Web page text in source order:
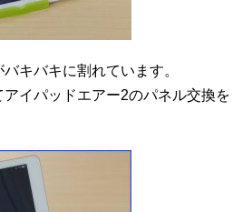
キバキに割れています。
アイパッドエアー2のパネル交換を